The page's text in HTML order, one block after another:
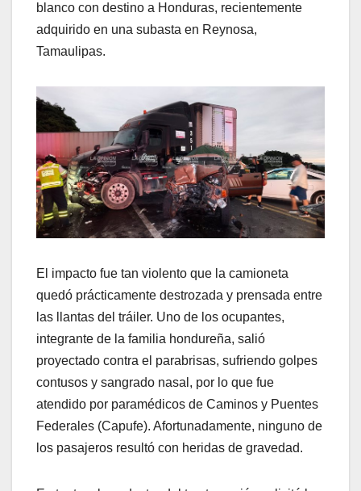
blanco con destino a Honduras, recientemente
adquirido en una subasta en Reynosa,
Tamaulipas.
El impacto fue tan violento que la camioneta
quedó prácticamente destrozada y prensada entre
las llantas del tráiler. Uno de los ocupantes,
integrante de la familia hondureña, salió
proyectado contra el parabrisas, sufriendo golpes
contusos y sangrado nasal, por lo que fue
atendido por paramédicos de Caminos y Puentes
Federales (Capufe). Afortunadamente, ninguno de
los pasajeros resultó con heridas de gravedad.